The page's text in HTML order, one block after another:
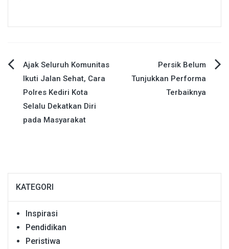
Navigasi
pos
Ajak Seluruh Komunitas
Ikuti Jalan Sehat, Cara
Polres Kediri Kota
Selalu Dekatkan Diri
pada Masyarakat
Persik Belum
Tunjukkan Performa
Terbaiknya
KATEGORI
Inspirasi
Pendidikan
Peristiwa